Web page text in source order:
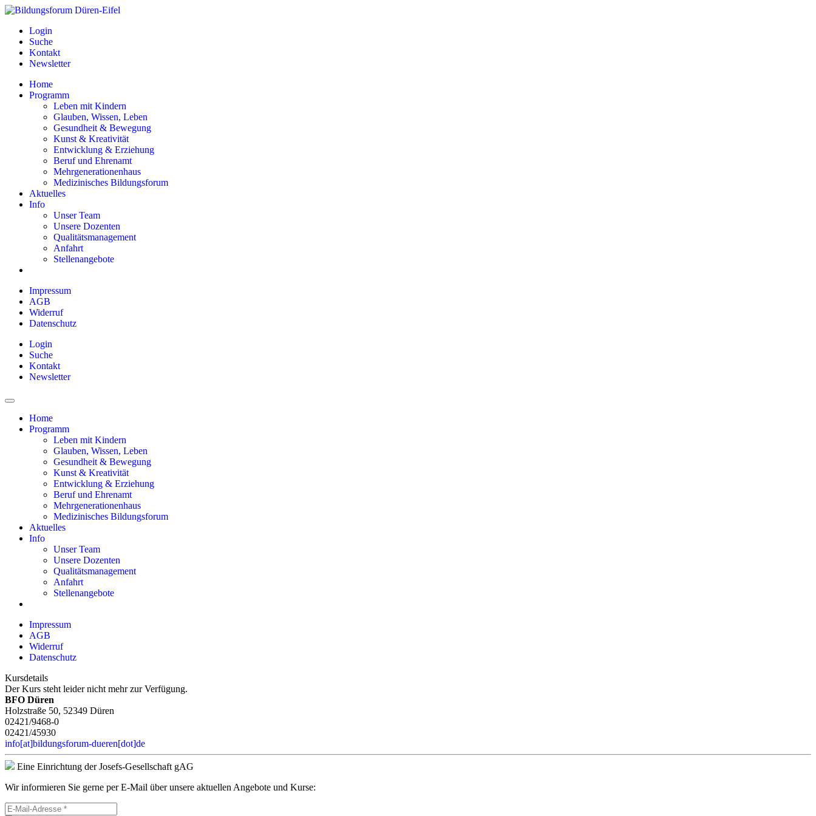
Login
Suche
Kontakt
Newsletter
Home
Programm
Leben mit Kindern
Glauben, Wissen, Leben
Gesundheit & Bewegung
Kunst & Kreativität
Entwicklung & Erziehung
Beruf und Ehrenamt
Mehrgenerationenhaus
Medizinisches Bildungsforum
Aktuelles
Info
Unser Team
Unsere Dozenten
Qualitätsmanagement
Anfahrt
Stellenangebote
Impressum
AGB
Widerruf
Datenschutz
Login
Suche
Kontakt
Newsletter
Home
Programm
Leben mit Kindern
Glauben, Wissen, Leben
Gesundheit & Bewegung
Kunst & Kreativität
Entwicklung & Erziehung
Beruf und Ehrenamt
Mehrgenerationenhaus
Medizinisches Bildungsforum
Aktuelles
Info
Unser Team
Unsere Dozenten
Qualitätsmanagement
Anfahrt
Stellenangebote
Impressum
AGB
Widerruf
Datenschutz
Kursdetails
Der Kurs steht leider nicht mehr zur Verfügung.
BFO Düren
Holzstraße 50, 52349 Düren
02421/9468-0
02421/45930
info[at]bildungsforum-dueren[dot]de
Eine Einrichtung der Josefs-Gesellschaft gAG
Wir informieren Sie gerne per E-Mail über unsere aktuellen Angebote und Kurse: